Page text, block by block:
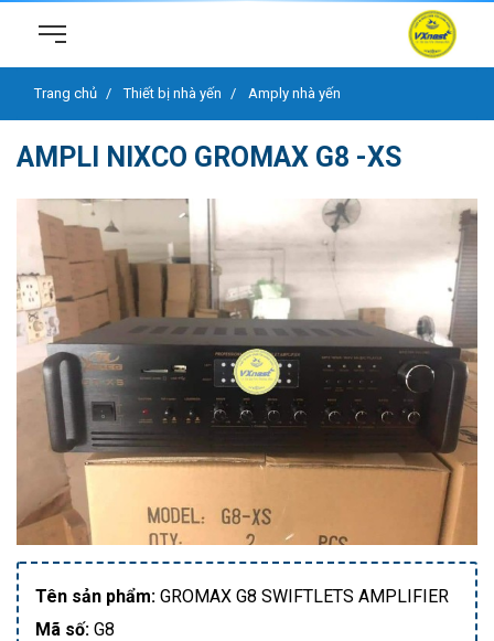
Trang chủ Thiết bị nhà yến Amply nhà yến
AMPLI NIXCO GROMAX G8 -XS
Tên sản phẩm: GROMAX G8 SWIFTLETS AMPLIFIER
Mã số: G8